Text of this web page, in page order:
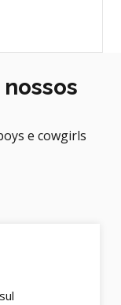
e cowgirls